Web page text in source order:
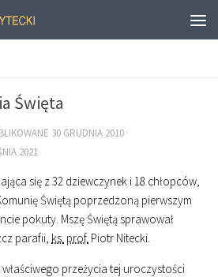
Święta
30 GRUDNIA 2010 ·
2021
się z 32 dziewczynek i 18 chłopców,
Świętą poprzedzoną pierwszym
pokuty. Mszę Świętą sprawował
parafii, ks. prof. Piotr Nitecki.
przeżycia tej uroczystości